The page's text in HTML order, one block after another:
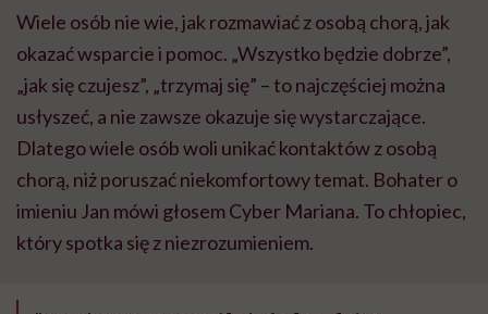
Wiele osób nie wie, jak rozmawiać z osobą chorą, jak
okazać wsparcie i pomoc. „Wszystko będzie dobrze”,
„jak się czujesz”, „trzymaj się” – to najczęściej można
usłyszeć, a nie zawsze okazuje się wystarczające.
Dlatego wiele osób woli unikać kontaktów z osobą
chorą, niż poruszać niekomfortowy temat. Bohater o
imieniu Jan mówi głosem Cyber Mariana. To chłopiec,
który spotka się z niezrozumieniem.